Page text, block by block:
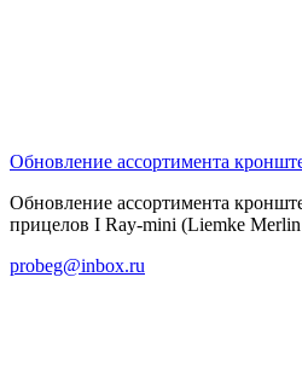
Обновление ассортимента
Обновление ассортимента
прицелов I Ray-mini (Liemke
probeg@inbox.ru